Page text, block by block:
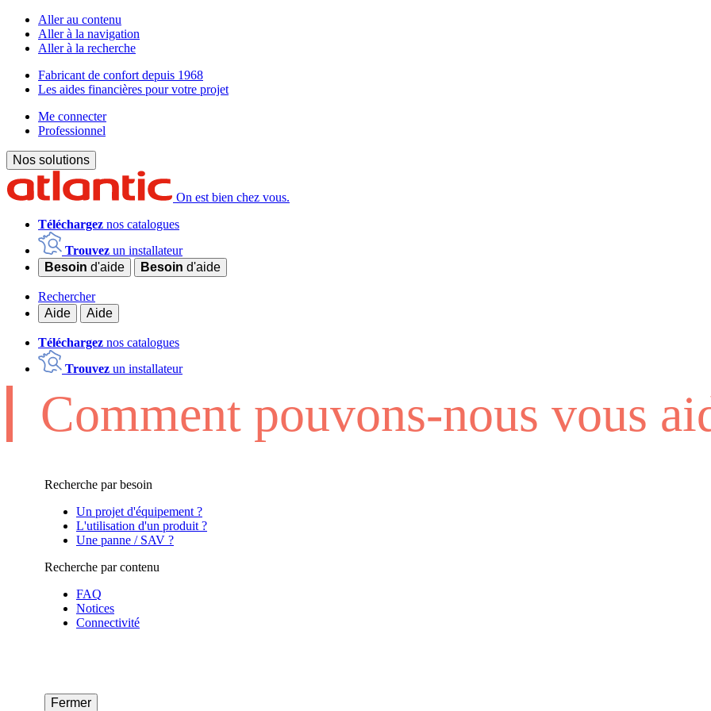
Aller au contenu
Aller à la navigation
Aller à la recherche
Fabricant de confort depuis 1968
Les aides financières pour votre projet
Me connecter
Professionnel
Nos solutions
On est bien chez vous.
Téléchargez nos catalogues
Trouvez un installateur
Besoin d'aide Besoin d'aide
Rechercher
Aide
Aide
Téléchargez nos catalogues
Trouvez un installateur
Comment pouvons-nous vous
Recherche par besoin
Un projet d'équipement ?
L'utilisation d'un produit ?
Une panne / SAV ?
Recherche par contenu
FAQ
Notices
Connectivité
Fermer